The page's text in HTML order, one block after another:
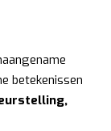
betekenissen